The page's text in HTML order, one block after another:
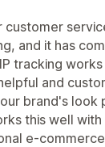
and it has
tracking
and
brand's look
this well
e-